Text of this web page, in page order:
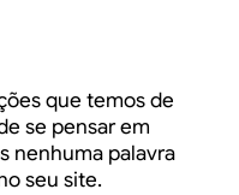
que temos de
se pensar em
nenhuma palavra
seu site.